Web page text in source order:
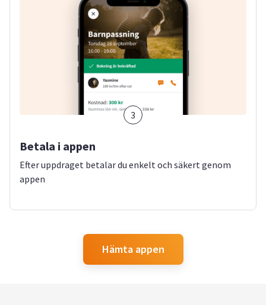
3
Betala i appen
Efter uppdraget betalar du enkelt och säkert genom
appen
Hämta appen